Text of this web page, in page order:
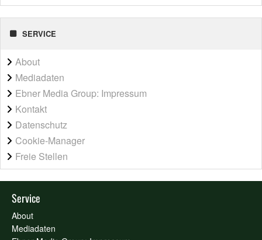
SERVICE
About
Mediadaten
Ebner Media Group: Impressum
Kontakt
Datenschutz
Cookie-Manager
Freie Stellen
Service
About
Mediadaten